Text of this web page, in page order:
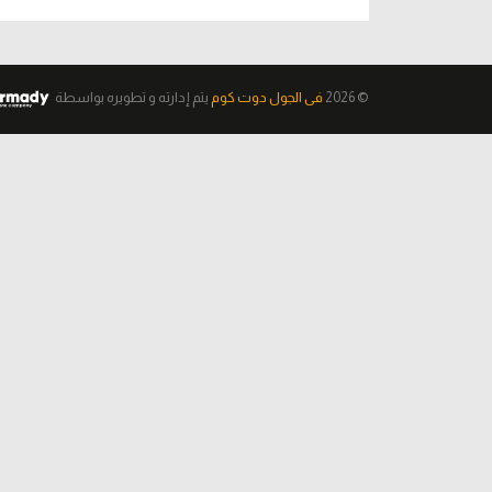
© 2026 فى الجول دوت كوم يتم إدارته و تطويره بواسطة